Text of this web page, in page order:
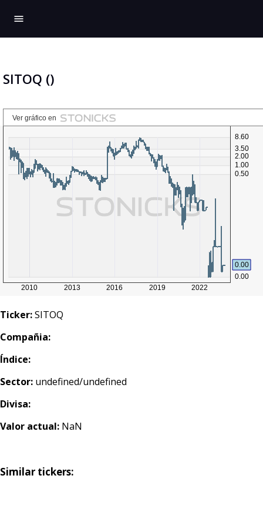
menu
SITOQ ()
Ticker:SITOQ
Compañia:
Índice:
Sector: undefined/undefined
Divisa:
Valor actual: NaN
Similar tickers: